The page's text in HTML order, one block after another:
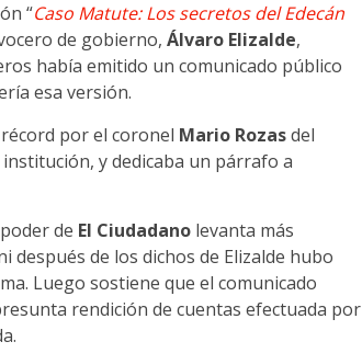
“Caso Matute: Los secretos del Edecán
de gobierno,Álvaro Elizalde,
había emitido un comunicado público
esa versión.
por el coronel Mario Rozasdel
y dedicaba un párrafo a
de El Ciudadano levanta más
de los dichos de Elizalde hubo
Luego sostiene que el comunicado
rendición de cuentas efectuada por